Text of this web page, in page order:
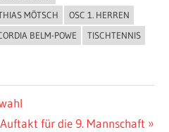
MÖTSCH
OSC 1. HERREN
BELM-POWE
TISCHTENNIS
für die 9. Mannschaft